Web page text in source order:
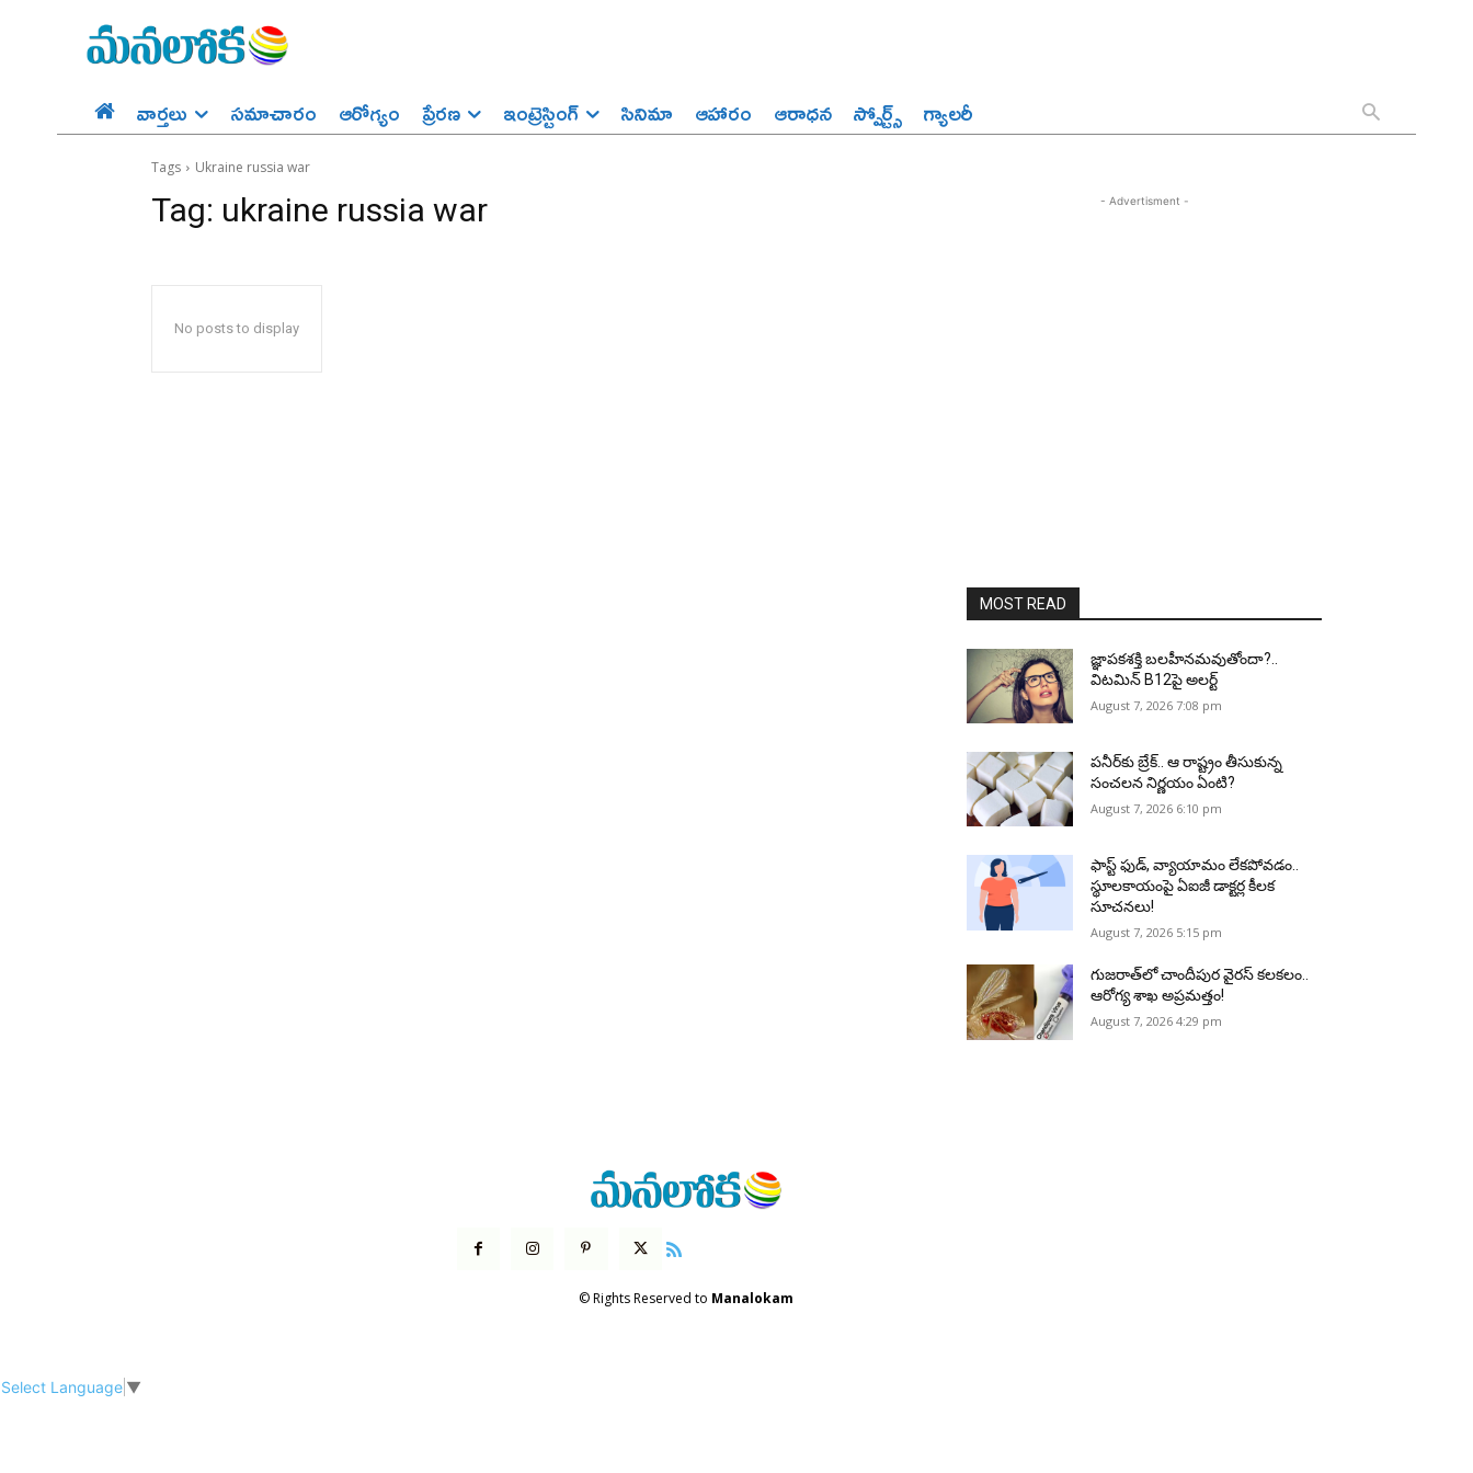
వార్తలు సమాచారం ఆరోగ్యం ప్రేర‌ణ‌ ఇంట్రెస్టింగ్‌ సినిమా ఆహారం ఆరాధన స్పోర్ట్స్‌ గ్యాలరీ
Tags Ukraine russia war
Tag: ukraine russia war
No posts to display
- Advertisment -
MOST READ
జ్ఞాపకశక్తి బలహీనమవుతోందా?..
విటమిన్ B12పై అలర్ట్
August 7, 2026 7:08 pm
పనీర్‌కు బ్రేక్.. ఆ రాష్ట్రం తీసుకున్న
సంచలన నిర్ణయం ఏంటి?
August 7, 2026 6:10 pm
ఫాస్ట్ ఫుడ్, వ్యాయామం లేకపోవడం..
స్థూలకాయంపై ఏఐజీ డాక్టర్ల కీలక
సూచనలు!
August 7, 2026 5:15 pm
గుజరాత్‌లో చాందీపుర వైరస్ కలకలం..
ఆరోగ్య శాఖ అప్రమత్తం!
August 7, 2026 4:29 pm
© Rights Reserved to Manalokam
Select Language ▼